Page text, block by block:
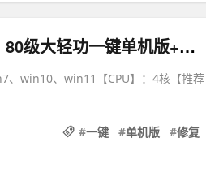
2025最新【剑网三修复群服第三版】80级大轻功一键单机版+GM使用教程
、win10、win11【CPU】：4核【推荐
#一键 #单机版 #修复